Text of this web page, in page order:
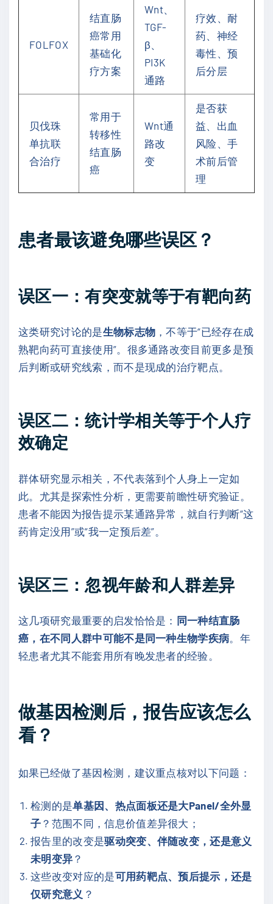
FOLFOX
结直肠
癌常用
基础化
疗方案
Wnt、
TGF-
β、
PI3K
通路
疗效、耐
药、神经
毒性、预
后分层
贝伐珠
单抗联
合治疗
常用于
转移性
结直肠
癌
Wnt通
路改
变
是否获
益、出血
风险、手
术前后管
理
患者最该避免哪些误区？
误区一：有突变就等于有靶向药
这类研究讨论的是生物标志物 ，不等于“已经存在成
熟靶向药可直接使用”。很多通路改变目前更多是预
后判断或研究线索，而不是现成的治疗靶点。
误区二：统计学相关等于个人疗
效确定
群体研究显示相关，不代表落到个人身上一定如
此。尤其是探索性分析，更需要前瞻性研究验证。
患者不能因为报告提示某通路异常，就自行判断“这
药肯定没用”或“我一定预后差”。
误区三：忽视年龄和人群差异
这几项研究最重要的启发恰恰是： 同一种结直肠
癌，在不同人群中可能不是同一种生物学疾病。年
轻患者尤其不能套用所有晚发患者的经验。
做基因检测后，报告应该怎么
看？
如果已经做了基因检测，建议重点核对以下问题：
检测的是单基因、热点面板还是大Panel/全外显
子 ？范围不同，信息价值差异很大；
报告里的改变是驱动突变、伴随改变，还是意义
未明变异 ？
这些改变对应的是可用药靶点、预后提示，还是
仅研究意义 ？